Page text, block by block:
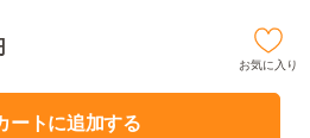
お気に入り
ートに追加する